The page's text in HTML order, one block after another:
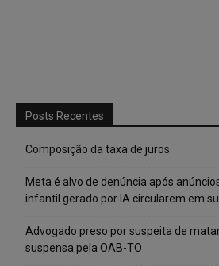
Posts Recentes
Composição da taxa de juros
Meta é alvo de denúncia após
infantil gerado por IA circularem em
Advogado preso por suspeita de
suspensa pela OAB-TO